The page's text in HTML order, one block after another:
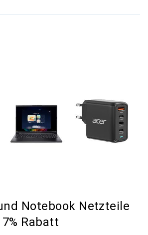
Notebook Netzteile
Rabatt